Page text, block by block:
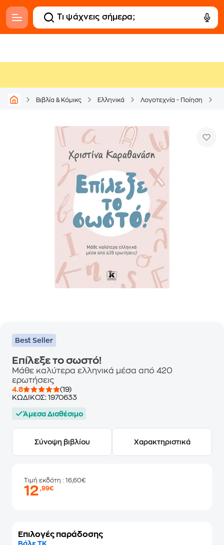
Βιβλία & Κόμικς Ελληνικά Λογοτεχνία - Ποίηση
Best Seller
Επίλεξε το σωστό!
Μάθε καλύτερα ελληνικά μέσα από 420
ερωτήσεις
4.8
(19)
ΚΩΔΙΚΟΣ: 1970633
Άμεσα Διαθέσιμο
Σύνοψη βιβλίου Χαρακτηριστικά
Τιμή εκδότη : 16,60€
12,99€
Επιλογές παράδοσης
Βάλε ΤΚ